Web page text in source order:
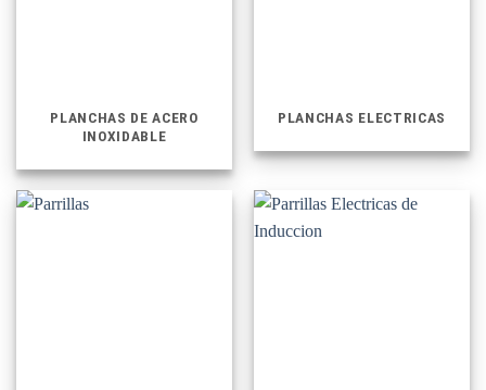
PLANCHAS DE ACERO
INOXIDABLE
PLANCHAS ELECTRICAS